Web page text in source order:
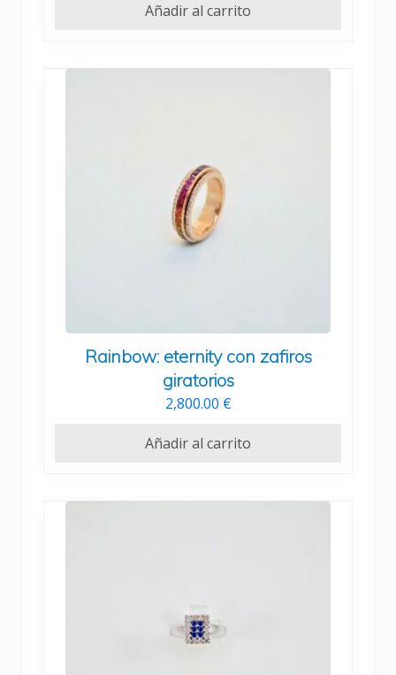
Añadir al carrito
Rainbow: eternity con zafiros
giratorios
2,800.00 €
Añadir al carrito